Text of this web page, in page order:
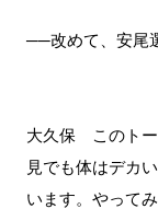
──改めて、安尾
大久保 このトー
見でも体はデカ
います。やって